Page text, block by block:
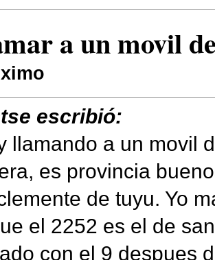
a un movil
escribió:
llamando a un movil
es provincia
de tuyu. Yo
el 2252 es el de
con el 9 despues